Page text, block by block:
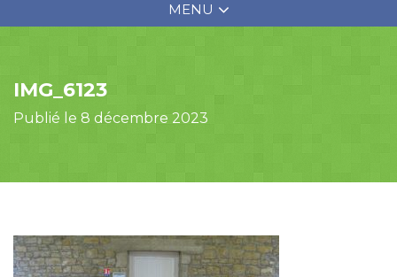
MENU
IMG_6123
Publié le 8 décembre 2023